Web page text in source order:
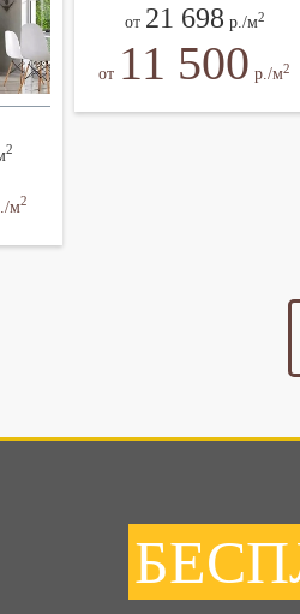
2
м2
от 21 698 р./м2
от 11 500 р./м2